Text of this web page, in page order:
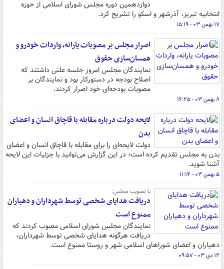
دوازدهمین دوره مجلس شورای اسلامی از حوزه
انتخابیه تبریز، آذرشهر و اسکو را تشریح کرد.
۱۷ بهمن ۰۳ - ۱۵:۱۹
اصرار مجلس بر مصوبات یارانه، واردات خودرو و
همسان‌سازی حقوق
نمایندگان مجلس امروز جلسه علنی داشتند که
اصلاح بودجه در دستورکار بود و نمایندگان بر
مصوبات بودجه‌ای خود اصرار کردند.
۸ بهمن ۰۳ - ۱۶:۲۵
لایحه دولت درباره مقابله با قاچاق انسان و اعضای
بدن
دولت لایحه‌ای را برای مقابله با قاچاق انسان و اعضای
بدن به مجلس تقدیم کرده است؛ در این گزارش می‌توانید با جزئیات این لایحه
آشنا شوید.
۵ بهمن ۰۳ - ۱۱:۱۴
با تصویب مجلس:
دریافت هدایای شخصی توسط شهرداران و دهیاران
ممنوع است
نمایندگان مجلس شورای اسلامی مصوب کردند که
دریافت هرگونه هدایای شخصی توسط شهرداران،
دهیاران و اعضای شوراهای اسلامی شهر و روستا ممنوع است.
۱۲ دی ۰۳ - ۰۹:۵۷